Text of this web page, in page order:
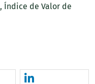
Índice de Valor de